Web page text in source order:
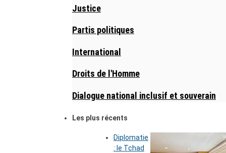
Justice
Partis politiques
International
Droits de l'Homme
Dialogue national inclusif et souverain
Les plus récents
Diplomatie
: le Tchad